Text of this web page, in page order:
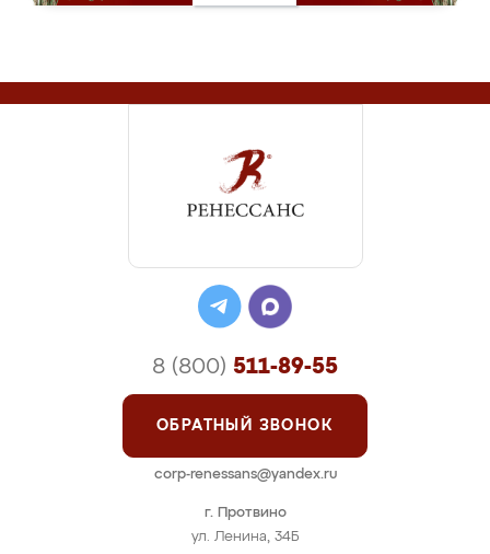
г. Протвино
ул. Ленина, 34Б
8 (800) 511-89-55
ОБРАТНЫЙ ЗВОНОК
corp-renessans@yandex.ru